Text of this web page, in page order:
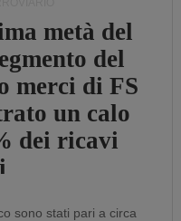
metà del
del
merci di FS
un calo
dei ricavi
sono stati pari a circa